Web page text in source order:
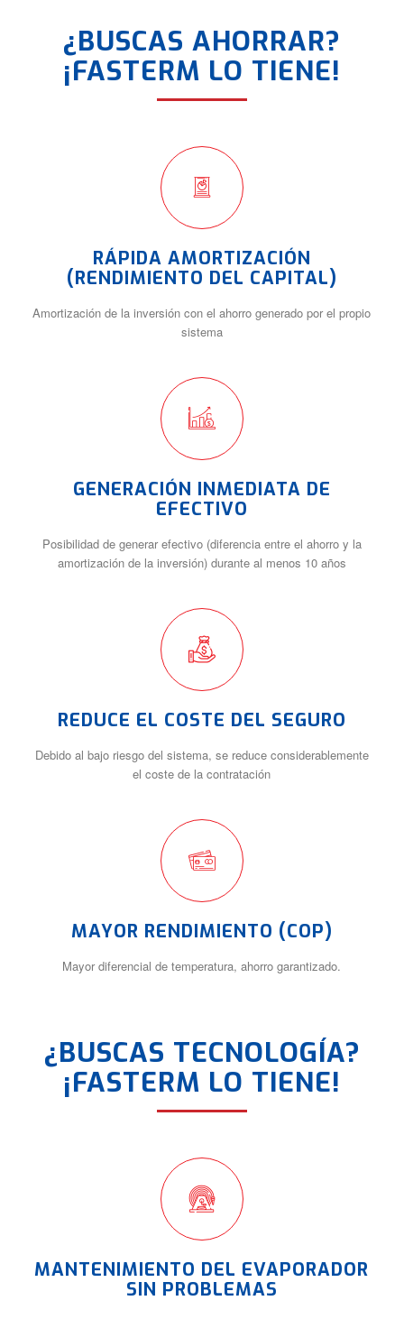
¿BUSCAS AHORRAR?
¡FASTERM LO TIENE!
RÁPIDA AMORTIZACIÓN
(RENDIMIENTO DEL CAPITAL)
Amortización de la inversión con el ahorro generado por el propio
sistema
GENERACIÓN INMEDIATA DE
EFECTIVO
Posibilidad de generar efectivo (diferencia entre el ahorro y la
amortización de la inversión) durante al menos 10 años
REDUCE EL COSTE DEL SEGURO
Debido al bajo riesgo del sistema, se reduce considerablemente
el coste de la contratación
MAYOR RENDIMIENTO (COP)
Mayor diferencial de temperatura, ahorro garantizado.
¿BUSCAS TECNOLOGÍA?
¡FASTERM LO TIENE!
MANTENIMIENTO DEL EVAPORADOR
SIN PROBLEMAS